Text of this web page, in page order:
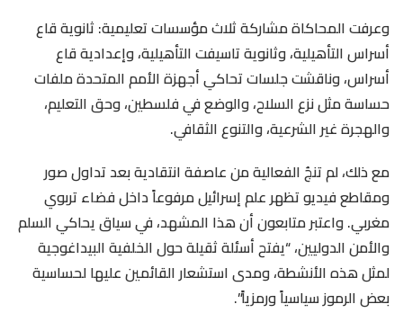
وعرفت المحاكاة مشاركة ثلاث مؤسسات تعليمية: ثانوية قاع
أسراس التأهيلية، وثانوية تاسيفت التأهيلية، وإعدادية قاع
أسراس، وناقشت جلسات تحاكي أجهزة الأمم المتحدة ملفات
حساسة مثل نزع السلاح، والوضع في فلسطين، وحق التعليم،
والهجرة غير الشرعية، والتنوع الثقافي.
مع ذلك، لم تنجُ الفعالية من عاصفة انتقادية بعد تداول صور
ومقاطع فيديو تظهر علم إسرائيل مرفوعاً داخل فضاء تربوي
مغربي. واعتبر متابعون أن هذا المشهد، في سياق يحاكي السلم
والأمن الدوليين، “يفتح أسئلة ثقيلة حول الخلفية البيداغوجية
لمثل هذه الأنشطة، ومدى استشعار القائمين عليها لحساسية
بعض الرموز سياسياً ورمزياً”.